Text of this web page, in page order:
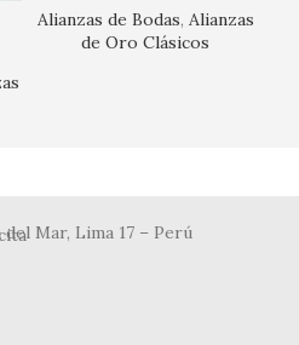
Alianzas de Bodas, Alianzas
de Oro Clásicos
Mar, Lima 17 – Perú